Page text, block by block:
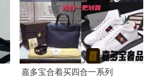
嘉多宝合着买四合一系列